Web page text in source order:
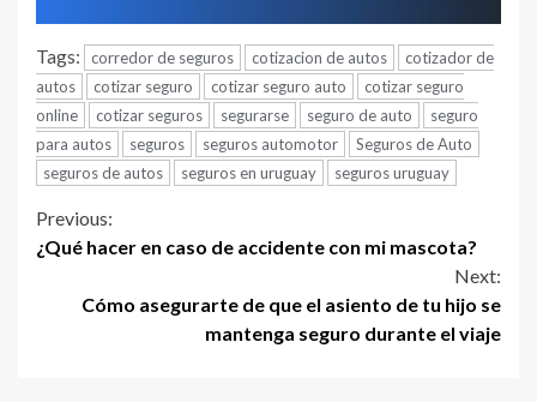
Tags: corredor de seguros cotizacion de autos
cotizador de
autos
cotizar seguro cotizar seguro auto
cotizar seguro
online
cotizar seguros segurarse seguro de auto
seguro
para autos
seguros seguros automotor
Seguros de Auto
seguros de autos
seguros en uruguay seguros uruguay
Continue
Previous:
¿Qué hacer en caso de accidente con mi mascota?
Next:
Cómo asegurarte de que el asiento de tu hijo se
mantenga seguro durante el viaje